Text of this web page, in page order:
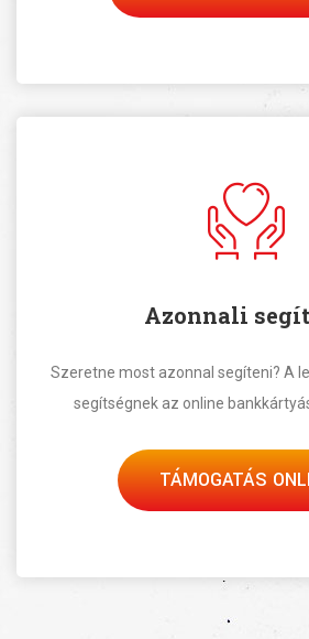
Azonnali
Szeretne most azonnal segíteni? A
segítségnek az online
TÁMOGATÁS